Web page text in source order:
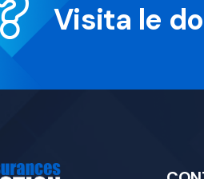
Visita le